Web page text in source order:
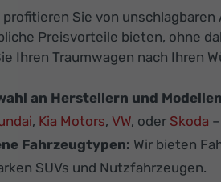
Sie von
Preisvorteile bieten, ohne
Ihren Traumwagen nach Ihren
an Herstellern und
, Kia Motors, VW, oder Skoda
Fahrzeugtypen: Wir bieten
SUVs und Nutzfahrzeugen.